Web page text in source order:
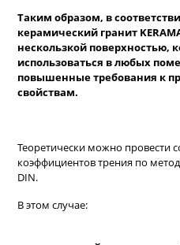
Таким образом, в
керамический гранит
нескользкой поверхностью,
использоваться в любых
повышенные требования к
свойствам.
Теоретически можно провести
коэффициентов трения по
DIN.
В этом случае: